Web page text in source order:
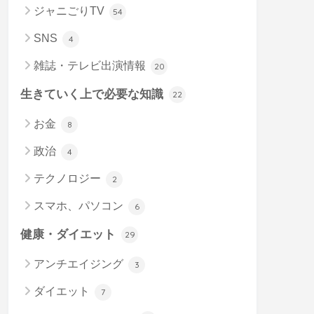
ジャニごりTV 54
SNS 4
雑誌・テレビ出演情報 20
生きていく上で必要な知識 22
お金 8
政治 4
テクノロジー 2
スマホ、パソコン 6
健康・ダイエット 29
アンチエイジング 3
ダイエット 7